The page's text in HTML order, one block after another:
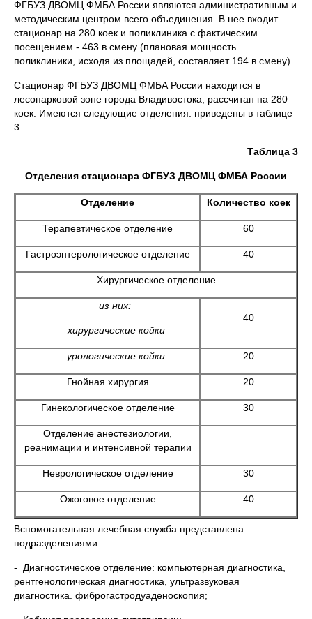
ФГБУЗ ДВОМЦ ФМБА России являются административным и
методическим центром всего объединения. В нее входит
стационар на 280 коек и поликлиника с фактическим
посещением - 463 в смену (плановая мощность
поликлиники, исходя из площадей, составляет 194 в смену)
Стационар ФГБУЗ ДВОМЦ ФМБА России находится в
лесопарковой зоне города Владивостока, рассчитан на 280
коек. Имеются следующие отделения: приведены в таблице
3.
Таблица 3
Отделения стационара ФГБУЗ ДВОМЦ ФМБА России
Отделение Количество коек
Терапевтическое отделение 60
Гастроэнтерологическое отделение 40
Хирургическое отделение
из них:
хирургические койки
40
урологические койки 20
Гнойная хирургия 20
Гинекологическое отделение 30
Отделение анестезиологии,
реанимации и интенсивной терапии
Неврологическое отделение 30
Ожоговое отделение 40
Вспомогательная лечебная служба представлена
подразделениями:
- Диагностическое отделение: компьютерная диагностика,
рентгенологическая диагностика, ультразвуковая
диагностика. фиброгастродуаденоскопия;